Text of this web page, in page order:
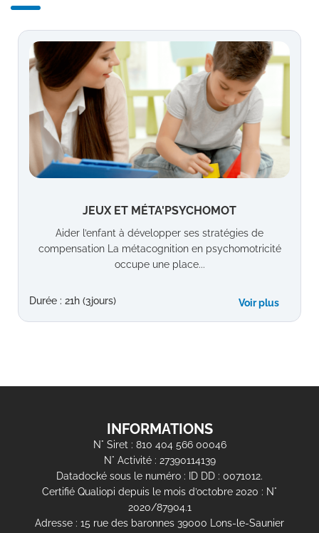
JEUX ET MÉTA'PSYCHOMOT
Aider l’enfant à développer ses stratégies de
compensation La métacognition en psychomotricité
occupe une place...
Durée : 21h (3jours) Voir plus
INFORMATIONS
N° Siret : 810 404 566 00046
N° Activité : 27390114139
Datadocké sous le numéro : ID DD : 0071012.
Certifié Qualiopi depuis le mois d’octobre 2020 : N°
2020/87904.1
Adresse : 15 rue des baronnes 39000 Lons-le-Saunier